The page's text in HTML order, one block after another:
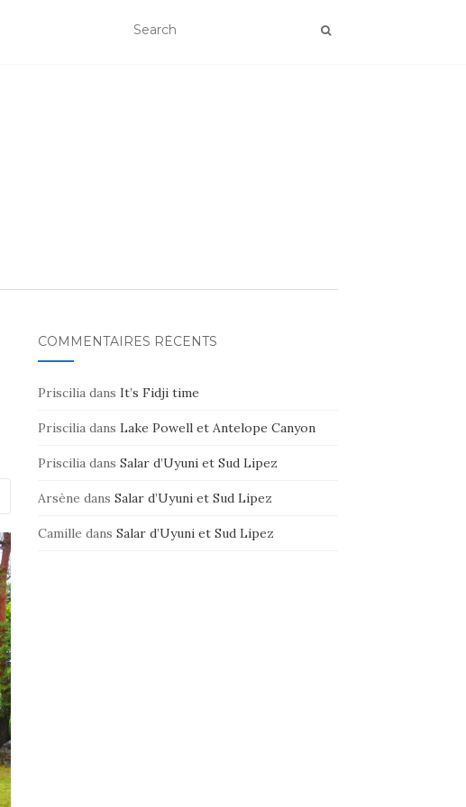
COMMENTAIRES RÉCENTS
Prisciliadans It’s Fidji time
Prisciliadans Lake Powell et Antelope Canyon
Prisciliadans Salar d’Uyuni et Sud Lipez
Arsène dans Salar d’Uyuni et Sud Lipez
Camille dans Salar d’Uyuni et Sud Lipez